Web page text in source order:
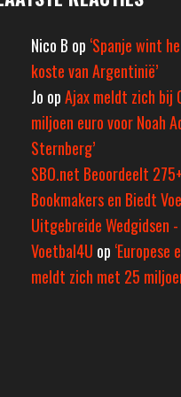
Nico B op ‘Spanje wint
koste van Argentinië’
Jo opAjax meldt zich bij
miljoen euro voor Noah
Sternberg’
SBO.net Beoordeelt
Bookmakers en Biedt
Uitgebreide Wedgidsen -
Voetbal4U op
meldt zich met 25